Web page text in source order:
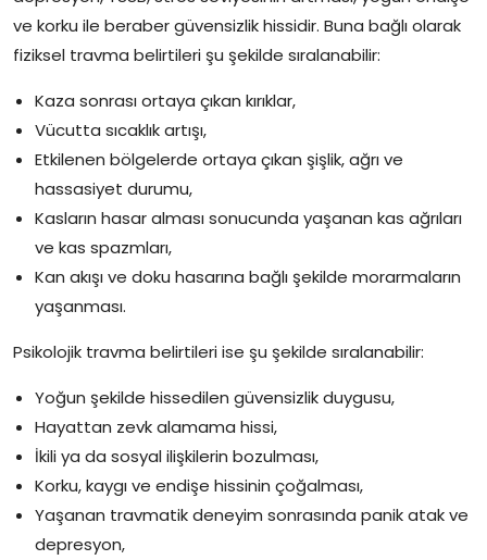
ve korku ile beraber güvensizlik hissidir. Buna bağlı olarak
fiziksel travma belirtileri şu şekilde sıralanabilir:
Kaza sonrası ortaya çıkan kırıklar,
Vücutta sıcaklık artışı,
Etkilenen bölgelerde ortaya çıkan şişlik, ağrı ve
hassasiyet durumu,
Kasların hasar alması sonucunda yaşanan kas ağrıları
ve kas spazmları,
Kan akışı ve doku hasarına bağlı şekilde morarmaların
yaşanması.
Psikolojik travma belirtileri ise şu şekilde sıralanabilir:
Yoğun şekilde hissedilen güvensizlik duygusu,
Hayattan zevk alamama hissi,
İkili ya da sosyal ilişkilerin bozulması,
Korku, kaygı ve endişe hissinin çoğalması,
Yaşanan travmatik deneyim sonrasında panik atak ve
depresyon,